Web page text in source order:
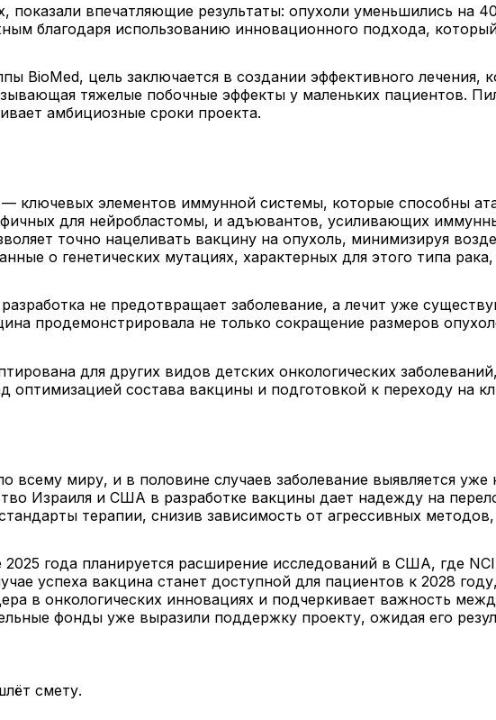
впечатляющие результаты: опухоли уменьшились на
благодаря использованию инновационного подхода,
BioMed, цель заключается в создании эффективного лечения,
тяжелые побочные эффекты у маленьких пациентов.
амбициозные сроки проекта.
ключевых элементов иммунной системы, которые способны
для нейробластомы, и адъювантов, усиливающих
точно нацеливать вакцину на опухоль, минимизируя
о генетических мутациях, характерных для этого типа
не предотвращает заболевание, а лечит уже
продемонстрировала не только сокращение размеров
для других видов детских онкологических
состава вакцины и подготовкой к переходу на
всему миру, и в половине случаев заболевание выявляется уже
Израиля и США в разработке вакцины дает надежду на
терапии, снизив зависимость от агрессивных
года планируется расширение исследований в США, где
успеха вакцина станет доступной для пациентов к 2028
в онкологических инновациях и подчеркивает важность
фонды уже выразили поддержку проекту, ожидая его
смету.